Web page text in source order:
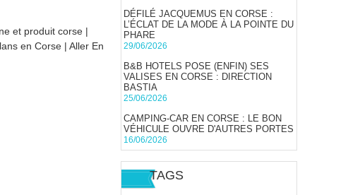
et produit corse |
en Corse | Aller En
DÉFILÉ JACQUEMUS EN CORSE :
L’ÉCLAT DE LA MODE À LA POINTE DU
PHARE
29/06/2026
B&B HOTELS POSE (ENFIN) SES
VALISES EN CORSE : DIRECTION
BASTIA
25/06/2026
CAMPING-CAR EN CORSE : LE BON
VÉHICULE OUVRE D'AUTRES PORTES
16/06/2026
TAGS